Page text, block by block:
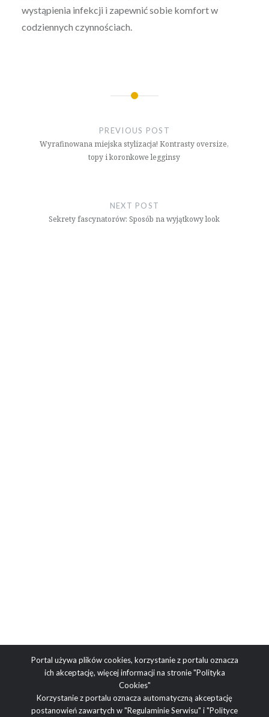
wystąpienia infekcji i zapewnić sobie komfort w
codziennych czynnościach.
PREVIOUS POST
Wyrafinowana miejska stylizacja! Kontrasty oversize,
topy i koronkowe legginsy
NEXT POST
Sekrety fascynatorów: Sposób na wyjątkowy look
Portal używa plików cookies, korzystanie z portalu oznacza
ich akceptację, więcej informacji na stronie"Polityka
Cookies"
Korzystanie z portalu oznacza automatyczną akceptację
postanowień zawartych w"Regulaminie Serwisu" i"Polityce